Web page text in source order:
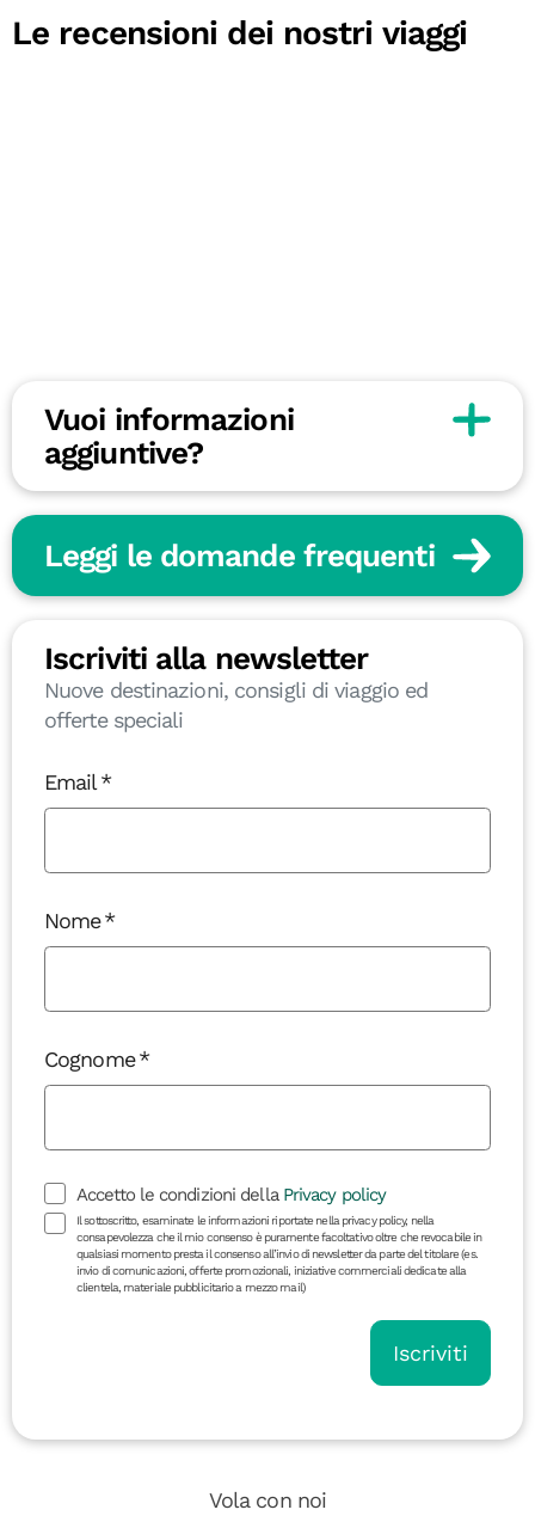
Le recensioni dei nostri viaggi
Vuoi informazioni
aggiuntive?
Leggi le domande frequenti
Iscriviti alla newsletter
Nuove destinazioni, consigli di viaggio ed
offerte speciali
Email
Nome
Cognome
Accetto le condizioni della Privacy policy
Il sottoscritto, esaminate le informazioni riportate nella privacy policy, nella
consapevolezza che il mio consenso è puramente facoltativo oltre che revocabile in
qualsiasi momento presta il consenso all’invio di newsletter da parte del titolare (es.
invio di comunicazioni, offerte promozionali, iniziative commerciali dedicate alla
clientela, materiale pubblicitario a mezzo mail)
Iscriviti
Vola con noi